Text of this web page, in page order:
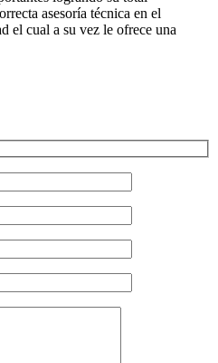
asesoría técnica en el
el cual a su vez le ofrece una